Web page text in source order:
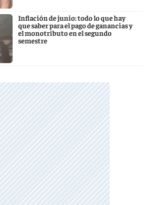
Inflación de junio: todo lo que hay
que saber para el pago de ganancias y
el monotributo en el segundo
semestre